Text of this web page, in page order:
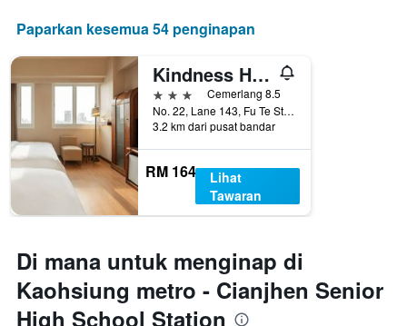
Paparkan kesemua 54 penginapan
Kindness Hotel - Wu Jia
3 bintangCemerlang 8.5
No. 22, Lane 143, Fu Te Street, Kaohsiung City, Taiwan
3.2 km dari pusat bandar
RM 164
Lihat
Tawaran
Di mana untuk menginap di
Kaohsiung metro - Cianjhen Senior
High School Station